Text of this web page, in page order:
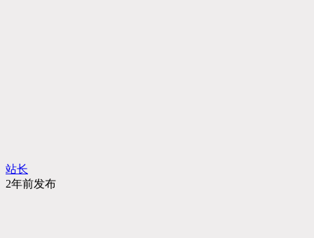
站长
2年前发布